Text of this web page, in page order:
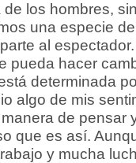
los hombres,
una especie
al
pueda hacer
determinada
algo de mis
de pensar
que es así.
y mucha